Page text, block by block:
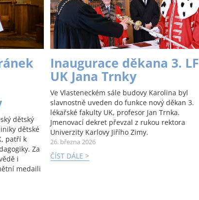
dětský
dětské
patří k
Za
i
medaili
Inaugurace děkana 3. LF
UK Jana Trnky
Ve Vlasteneckém sále budovy Karolina byl
slavnostně uveden do funkce nový děkan 3.
lékařské fakulty UK, profesor Jan Trnka.
Jmenovací dekret převzal z rukou rektora
Univerzity Karlovy Jiřího Zimy.
26. března 2026
ČÍST DÁLE >